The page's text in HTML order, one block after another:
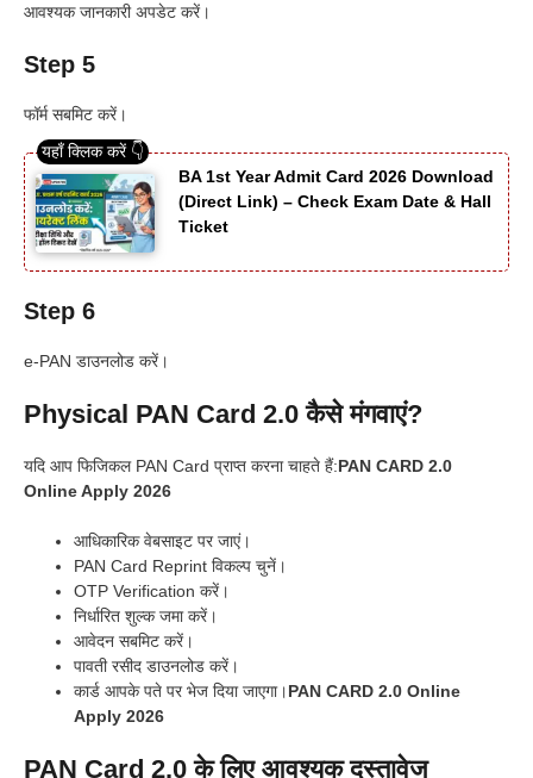
आवश्यक जानकारी अपडेट करें।
Step 5
फॉर्म सबमिट करें।
BA 1st Year Admit Card 2026 Download
(Direct Link) – Check Exam Date & Hall
Ticket
Step 6
e-PAN डाउनलोड करें।
Physical PAN Card 2.0 कैसे मंगवाएं?
यदि आप फिजिकल PAN Card प्राप्त करना चाहते हैं:PAN CARD 2.0
Online Apply 2026
आधिकारिक वेबसाइट पर जाएं।
PAN Card Reprint विकल्प चुनें।
OTP Verification करें।
निर्धारित शुल्क जमा करें।
आवेदन सबमिट करें।
पावती रसीद डाउनलोड करें।
कार्ड आपके पते पर भेज दिया जाएगा।PAN CARD 2.0 Online
Apply 2026
PAN Card 2.0 के लिए आवश्यक दस्तावेज